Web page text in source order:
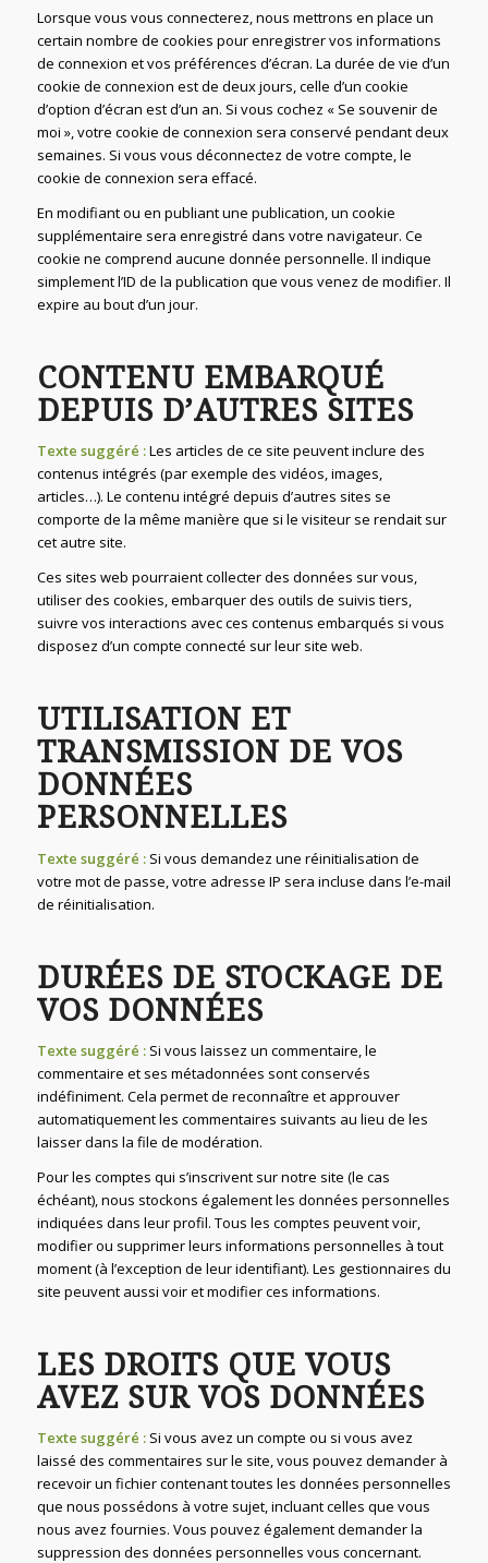
Lorsque vous vous connecterez, nous mettrons en place un
certain nombre de cookies pour enregistrer vos informations
de connexion et vos préférences d’écran. La durée de vie d’un
cookie de connexion est de deux jours, celle d’un cookie
d’option d’écran est d’un an. Si vous cochez « Se souvenir de
moi », votre cookie de connexion sera conservé pendant deux
semaines. Si vous vous déconnectez de votre compte, le
cookie de connexion sera effacé.
En modifiant ou en publiant une publication, un cookie
supplémentaire sera enregistré dans votre navigateur. Ce
cookie ne comprend aucune donnée personnelle. Il indique
simplement l’ID de la publication que vous venez de modifier. Il
expire au bout d’un jour.
CONTENU EMBARQUÉ
DEPUIS D’AUTRES SITES
Texte suggéré :Les articles de ce site peuvent inclure des
contenus intégrés (par exemple des vidéos, images,
articles…). Le contenu intégré depuis d’autres sites se
comporte de la même manière que si le visiteur se rendait sur
cet autre site.
Ces sites web pourraient collecter des données sur vous,
utiliser des cookies, embarquer des outils de suivis tiers,
suivre vos interactions avec ces contenus embarqués si vous
disposez d’un compte connecté sur leur site web.
UTILISATION ET
TRANSMISSION DE VOS
DONNÉES
PERSONNELLES
Texte suggéré : Si vous demandez une réinitialisation de
votre mot de passe, votre adresse IP sera incluse dans l’e-mail
de réinitialisation.
DURÉES DE STOCKAGE DE
VOS DONNÉES
Texte suggéré : Si vous laissez un commentaire, le
commentaire et ses métadonnées sont conservés
indéfiniment. Cela permet de reconnaître et approuver
automatiquement les commentaires suivants au lieu de les
laisser dans la file de modération.
Pour les comptes qui s’inscrivent sur notre site (le cas
échéant), nous stockons également les données personnelles
indiquées dans leur profil. Tous les comptes peuvent voir,
modifier ou supprimer leurs informations personnelles à tout
moment (à l’exception de leur identifiant). Les gestionnaires du
site peuvent aussi voir et modifier ces informations.
LES DROITS QUE VOUS
AVEZ SUR VOS DONNÉES
Texte suggéré : Si vous avez un compte ou si vous avez
laissé des commentaires sur le site, vous pouvez demander à
recevoir un fichier contenant toutes les données personnelles
que nous possédons à votre sujet, incluant celles que vous
nous avez fournies. Vous pouvez également demander la
suppression des données personnelles vous concernant.